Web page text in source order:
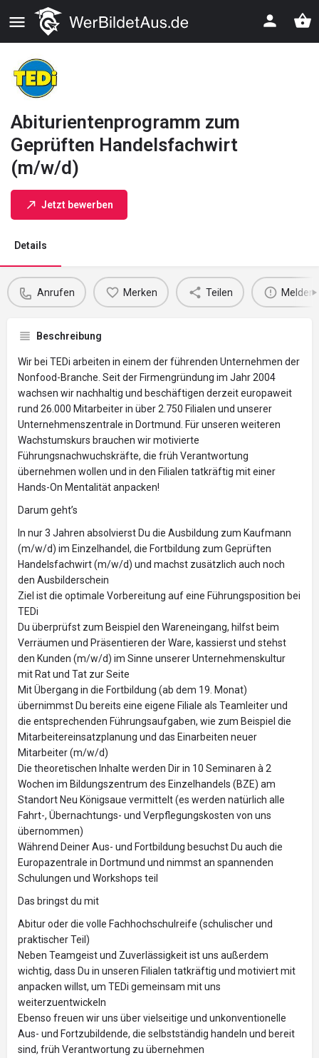
Abiturientenprogramm zum
Geprüften Handelsfachwirt
(m/w/d)
Jetzt bewerben
Details
Anrufen Merken Teilen Melden
Beschreibung
Wir bei TEDi arbeiten in einem der führenden Unternehmen der
Nonfood-Branche. Seit der Firmengründung im Jahr 2004
wachsen wir nachhaltig und beschäftigen derzeit europaweit
rund 26.000 Mitarbeiter in über 2.750 Filialen und unserer
Unternehmenszentrale in Dortmund. Für unseren weiteren
Wachstumskurs brauchen wir motivierte
Führungsnachwuchskräfte, die früh Verantwortung
übernehmen wollen und in den Filialen tatkräftig mit einer
Hands-On Mentalität anpacken!
Darum geht’s
In nur 3 Jahren absolvierst Du die Ausbildung zum Kaufmann
(m/w/d) im Einzelhandel, die Fortbildung zum Geprüften
Handelsfachwirt (m/w/d) und machst zusätzlich auch noch
den Ausbilderschein
Ziel ist die optimale Vorbereitung auf eine Führungsposition bei
TEDi
Du überprüfst zum Beispiel den Wareneingang, hilfst beim
Verräumen und Präsentieren der Ware, kassierst und stehst
den Kunden (m/w/d) im Sinne unserer Unternehmenskultur
mit Rat und Tat zur Seite
Mit Übergang in die Fortbildung (ab dem 19. Monat)
übernimmst Du bereits eine eigene Filiale als Teamleiter und
die entsprechenden Führungsaufgaben, wie zum Beispiel die
Mitarbeitereinsatzplanung und das Einarbeiten neuer
Mitarbeiter (m/w/d)
Die theoretischen Inhalte werden Dir in 10 Seminaren à 2
Wochen im Bildungszentrum des Einzelhandels (BZE) am
Standort Neu Königsaue vermittelt (es werden natürlich alle
Fahrt-, Übernachtungs- und Verpflegungskosten von uns
übernommen)
Während Deiner Aus- und Fortbildung besuchst Du auch die
Europazentrale in Dortmund und nimmst an spannenden
Schulungen und Workshops teil
Das bringst du mit
Abitur oder die volle Fachhochschulreife (schulischer und
praktischer Teil)
Neben Teamgeist und Zuverlässigkeit ist uns außerdem
wichtig, dass Du in unseren Filialen tatkräftig und motiviert mit
anpacken willst, um TEDi gemeinsam mit uns
weiterzuentwickeln
Ebenso freuen wir uns über vielseitige und unkonventionelle
Aus- und Fortzubildende, die selbstständig handeln und bereit
sind, früh Verantwortung zu übernehmen